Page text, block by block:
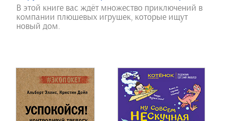
В этой книге вас ждёт множество приключений в
компании плюшевых игрушек, которые ищут
новый дом.